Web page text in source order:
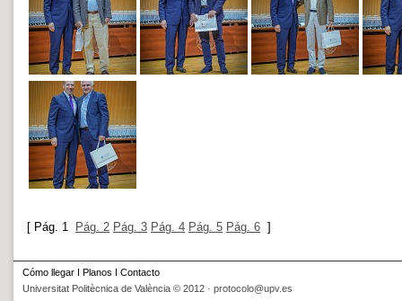
[ Pág. 1 Pág. 2 Pág. 3 Pág. 4 Pág. 5 Pág. 6 ]
Cómo llegar I Planos I Contacto
Universitat Politècnica de València © 2012 · protocolo@upv.es